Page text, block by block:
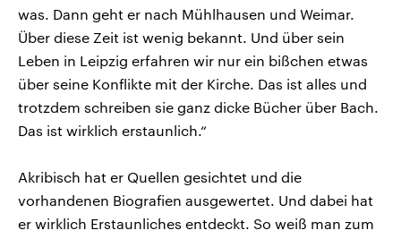
was. Dann geht er nach Mühlhausen und Weimar.
Über diese Zeit ist wenig bekannt. Und über sein
Leben in Leipzig erfahren wir nur ein bißchen etwas
über seine Konflikte mit der Kirche. Das ist alles und
trotzdem schreiben sie ganz dicke Bücher über Bach.
Das ist wirklich erstaunlich.“
Akribisch hat er Quellen gesichtet und die
vorhandenen Biografien ausgewertet. Und dabei hat
er wirklich Erstaunliches entdeckt. So weiß man zum